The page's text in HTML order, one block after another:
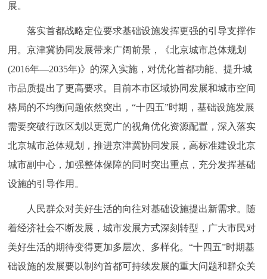
展。
落实首都战略定位要求基础设施发挥更强的引导支撑作
用。京津冀协同发展带来广阔前景，《北京城市总体规划
(2016年—2035年)》的深入实施，对优化首都功能、提升城
市品质提出了更高要求。目前本市区域协同发展和城市空间
格局的不均衡问题依然突出，“十四五”时期，基础设施发展
需要突破行政区划以更宽广的视角优化资源配置，深入落实
北京城市总体规划，推进京津冀协同发展，高标准建设北京
城市副中心，加强整体保障的同时突出重点，充分发挥基础
设施的引导作用。
人民群众对美好生活的向往对基础设施提出新需求。随
着经济社会不断发展，城市发展方式深刻转型，广大市民对
美好生活的期待变得更加多层次、多样化。“十四五”时期基
础设施的发展要以制约首都可持续发展的重大问题和群众关